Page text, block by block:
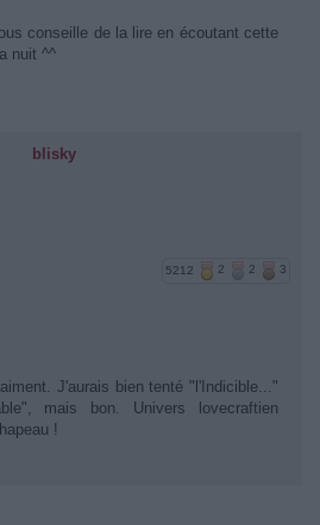
conseille de la lire en écoutant cette
nuit ^^
blisky
5212 2 2 3
J'aurais bien tenté "l'Indicible..."
mais bon. Univers lovecraftien
!